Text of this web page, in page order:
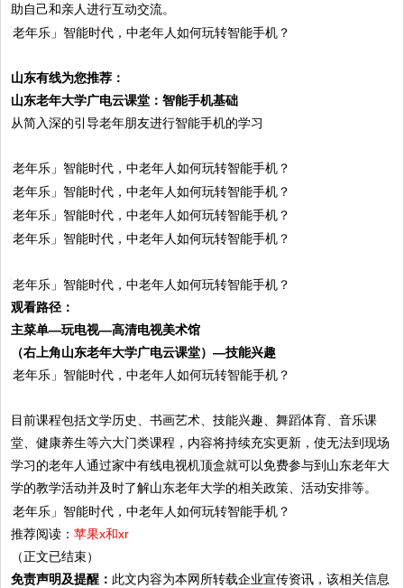
助自己和亲人进行互动交流。
山东有线为您推荐：
山东老年大学广电云课堂：智能手机基础
从简入深的引导老年朋友进行智能手机的学习
观看路径：
主菜单—玩电视—高清电视美术馆
（右上角山东老年大学广电云课堂）—技能兴趣
目前课程包括文学历史、书画艺术、技能兴趣、舞蹈体育、音乐课
堂、健康养生等六大门类课程，内容将持续充实更新，使无法到现场
学习的老年人通过家中有线电视机顶盒就可以免费参与到山东老年大
学的教学活动并及时了解山东老年大学的相关政策、活动安排等。
推荐阅读：苹果x和xr
（正文已结束）
免责声明及提醒： 此文内容为本网所转载企业宣传资讯，该相关信息